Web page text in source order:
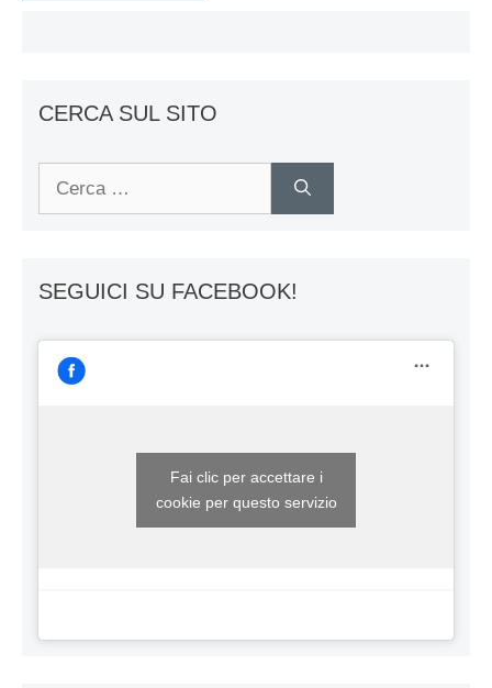
CERCA SUL SITO
SEGUICI SU FACEBOOK!
Fai clic per accettare i
cookie per questo servizio